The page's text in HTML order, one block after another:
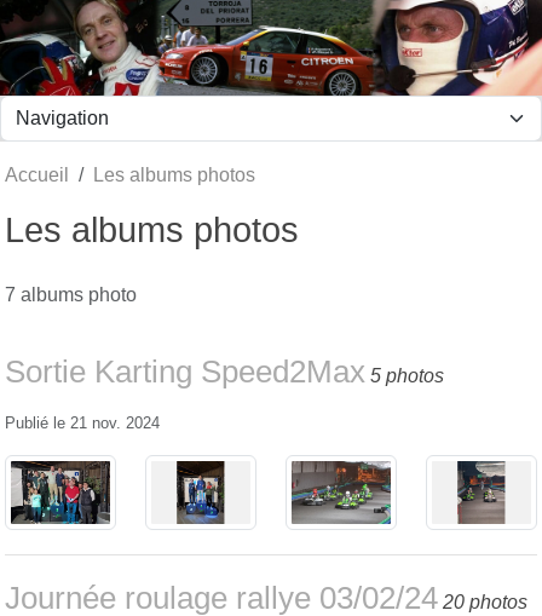
Accueil Les albums photos
Les albums photos
7 albums photo
Sortie Karting Speed2Max 5 photos
Publié le 21 nov. 2024
Journée roulage rallye 03/02/24 20 photos
Panneau de gestion des cookies